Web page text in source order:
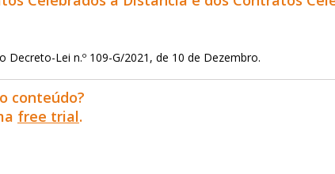
Decreto-Lei n.º 109-G/2021, de 10 de Dezembro.
conteúdo?
free trial.